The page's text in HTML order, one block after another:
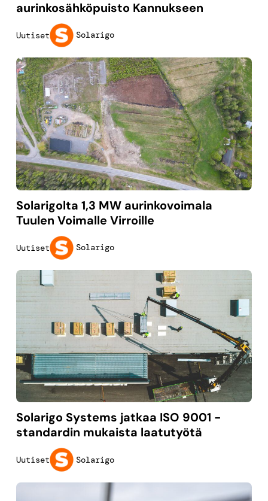
aurinkosähköpuisto Kannukseen
Uutiset Solarigo
Solarigolta 1,3 MW aurinkovoimala
Tuulen Voimalle Virroille
Uutiset Solarigo
Solarigo Systems jatkaa ISO 9001 -
standardin mukaista laatutyötä
Uutiset Solarigo